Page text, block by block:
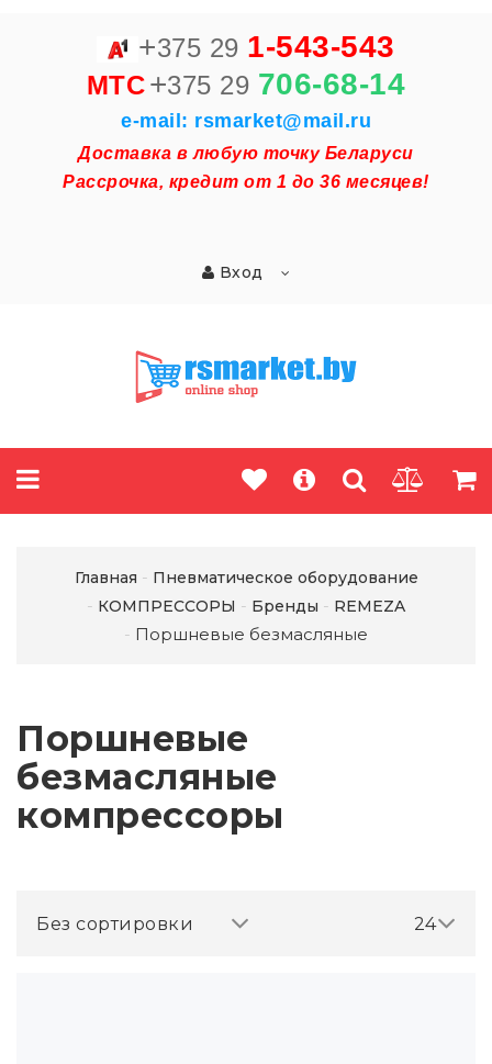
+375 29 1-543-543
MTC+375 29 706-68-14
e-mail: rsmarket@mail.ru
Доставка в любую точку Беларуси
Рассрочка, кредит от 1 до 36 месяцев!
Вход
Главная
Пневматическое оборудование
КОМПРЕССОРЫ
Бренды REMEZA
Поршневые безмасляные
Поршневые
безмасляные
компрессоры
24
Без сортировки